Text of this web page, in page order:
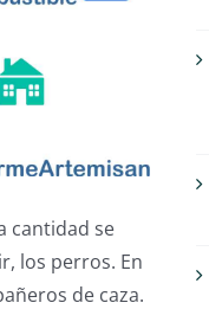
cantidad se
los perros. En
de caza.